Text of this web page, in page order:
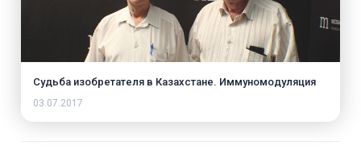
Судьба изобретателя в Казахстане. Иммуномодуляция
03.07.2017